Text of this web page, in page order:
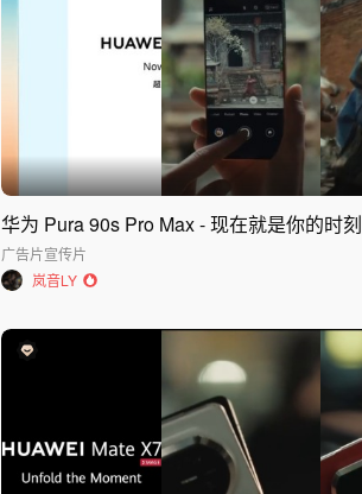
华为 Pura 90s Pro Max - 现在就是你的时刻
广告片宣传片
岚音LY